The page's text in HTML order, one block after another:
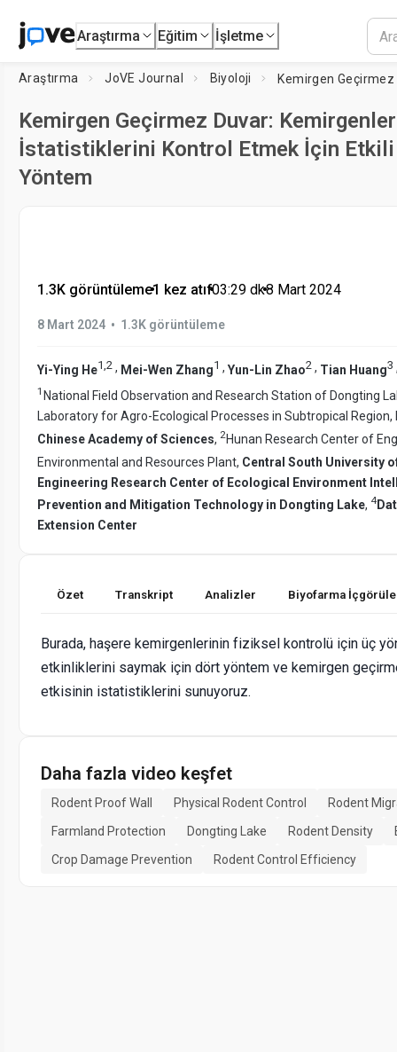
Araştırma Eğitim İşletme
Araştırma JoVE Journal Biyoloji
Kemirgen Geçirmez Duvar:
İstatistiklerini Kontrol Etmek İçin
Yöntem
1.3K görüntüleme•1 kez atıf•03:29 dk•8 Mart 2024
8 Mart 2024 • 1.3K görüntüleme
Yi-Ying He1,2 , Mei-Wen Zhang1 , Yun-Lin Zhao2 , Tian Huang3
1 National Field Observation and Research Station of Dongting
Laboratory for Agro-Ecological Processes in Subtropical
Chinese Academy of Sciences, 2Hunan Research Center of
Environmental and Resources Plant, Central South University
Engineering Research Center of Ecological Environment
Prevention and Mitigation Technology in Dongting Lake, 4
Extension Center
Özet Transkript Analizler Biyofarma
Burada, haşere kemirgenlerinin fiziksel kontrolü için üç
etkinliklerini saymak için dört yöntem ve kemirgen
etkisinin istatistiklerini sunuyoruz.
Daha fazla video keşfet
Rodent Proof Wall Physical Rodent Control
Rodent
Farmland Protection
Dongting Lake Rodent Density
Crop Damage Prevention
Rodent Control Efficiency